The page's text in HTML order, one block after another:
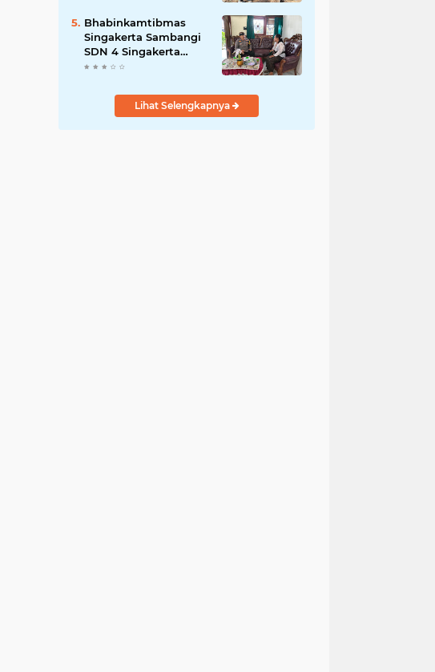
Bhabinkamtibmas
Singakerta Sambangi
SDN 4 Singakerta
Edukasi Pencegahan
Lihat Selengkapnya